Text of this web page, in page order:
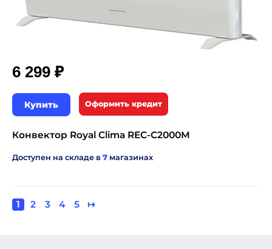
6 299 ₽
Купить Оформить кредит
Конвектор Royal Clima REC-C2000M
Доступен на складе в 7 магазинах
Нумерация
Текущая
1 Page
2 Page
3 Page
4 Page
5
Следующая
↦